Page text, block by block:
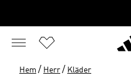
Hem / Herr / Kläder